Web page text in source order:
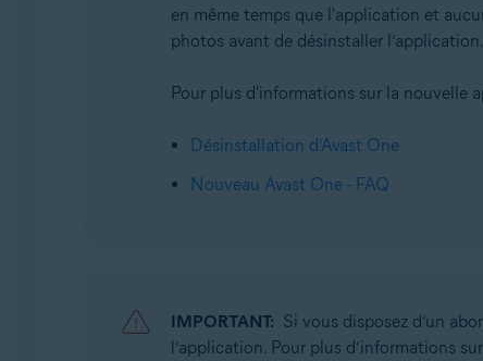
en même temps que l'application et
photos avant de désinstaller l’application.
Pour plus d'informations sur la nouvelle
Désinstallation d’Avast One
Nouveau Avast One - FAQ
IMPORTANT: Si vous disposez d’un
l’application. Pour plus d’informations